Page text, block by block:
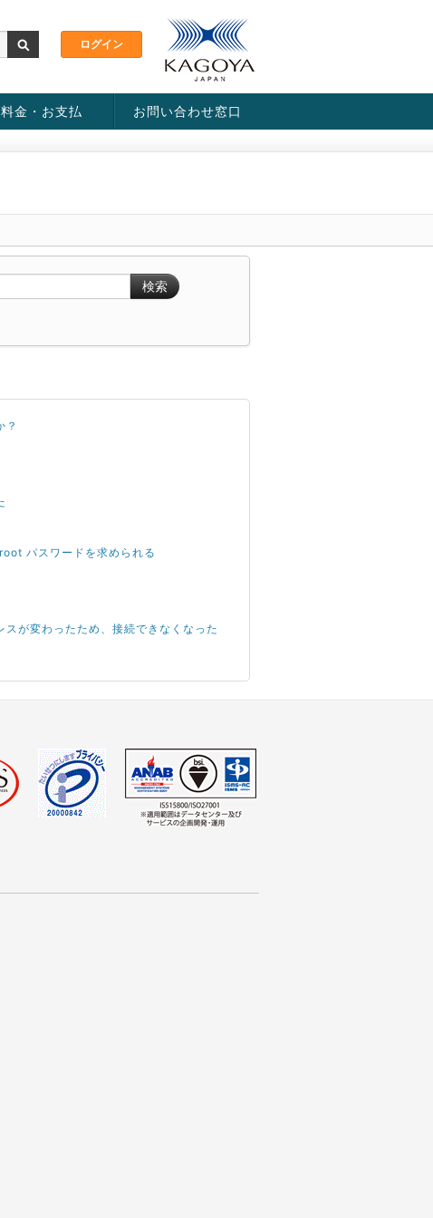
料金・お支払 お問い合わせ窓口
検索
？
パスワードを求められる
が変わったため、接続できなくなった